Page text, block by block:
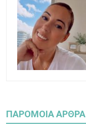
ΠΑΡΟΜΟΙΑ ΑΡΘΡΑ